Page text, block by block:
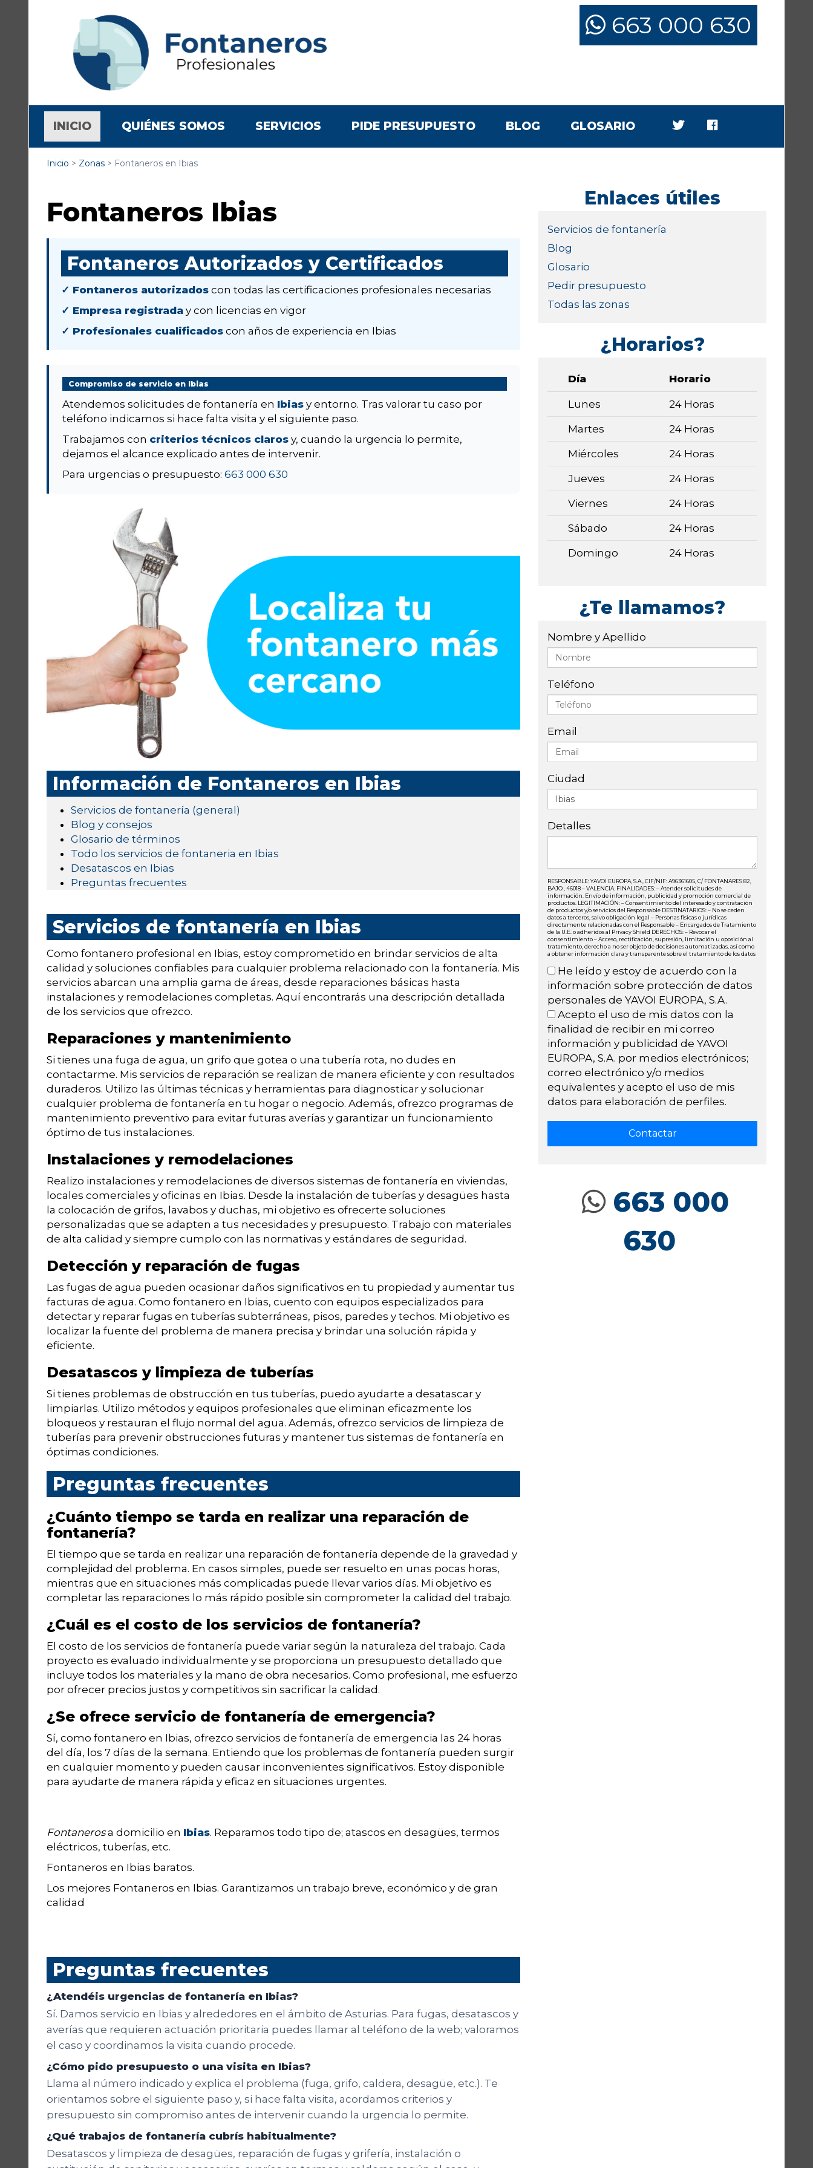
663 000 630
INICIO(CURRENT)
QUIÉNES SOMOS SERVICIOS PIDE PRESUPUESTO BLOG GLOSARIO
Inicio > Zonas > Fontaneros en Ibias
Fontaneros Ibias
Fontaneros Autorizados y Certificados
✓ Fontaneros autorizados con todas las certificaciones profesionales necesarias
✓ Empresa registrada y con licencias en vigor
✓ Profesionales cualificados con años de experiencia en Ibias
Compromiso de servicio en Ibias
Atendemos solicitudes de fontanería en Ibias y entorno. Tras valorar tu caso por
teléfono indicamos si hace falta visita y el siguiente paso.
Trabajamos con criterios técnicos claros y, cuando la urgencia lo permite,
dejamos el alcance explicado antes de intervenir.
Para urgencias o presupuesto: 663 000 630
Información de Fontaneros en Ibias
Servicios de fontanería (general)
Blog y consejos
Glosario de términos
Todo los servicios de fontaneria en Ibias
Desatascos en Ibias
Preguntas frecuentes
Servicios de fontanería en Ibias
Como fontanero profesional en Ibias, estoy comprometido en brindar servicios de alta
calidad y soluciones confiables para cualquier problema relacionado con la fontanería. Mis
servicios abarcan una amplia gama de áreas, desde reparaciones básicas hasta
instalaciones y remodelaciones completas. Aquí encontrarás una descripción detallada
de los servicios que ofrezco.
Reparaciones y mantenimiento
Si tienes una fuga de agua, un grifo que gotea o una tubería rota, no dudes en
contactarme. Mis servicios de reparación se realizan de manera eficiente y con resultados
duraderos. Utilizo las últimas técnicas y herramientas para diagnosticar y solucionar
cualquier problema de fontanería en tu hogar o negocio. Además, ofrezco programas de
mantenimiento preventivo para evitar futuras averías y garantizar un funcionamiento
óptimo de tus instalaciones.
Instalaciones y remodelaciones
Realizo instalaciones y remodelaciones de diversos sistemas de fontanería en viviendas,
locales comerciales y oficinas en Ibias. Desde la instalación de tuberías y desagües hasta
la colocación de grifos, lavabos y duchas, mi objetivo es ofrecerte soluciones
personalizadas que se adapten a tus necesidades y presupuesto. Trabajo con materiales
de alta calidad y siempre cumplo con las normativas y estándares de seguridad.
Detección y reparación de fugas
Las fugas de agua pueden ocasionar daños significativos en tu propiedad y aumentar tus
facturas de agua. Como fontanero en Ibias, cuento con equipos especializados para
detectar y reparar fugas en tuberías subterráneas, pisos, paredes y techos. Mi objetivo es
localizar la fuente del problema de manera precisa y brindar una solución rápida y
eficiente.
Desatascos y limpieza de tuberías
Si tienes problemas de obstrucción en tus tuberías, puedo ayudarte a desatascar y
limpiarlas. Utilizo métodos y equipos profesionales que eliminan eficazmente los
bloqueos y restauran el flujo normal del agua. Además, ofrezco servicios de limpieza de
tuberías para prevenir obstrucciones futuras y mantener tus sistemas de fontanería en
óptimas condiciones.
Preguntas frecuentes
¿Cuánto tiempo se tarda en realizar una reparación de
fontanería?
El tiempo que se tarda en realizar una reparación de fontanería depende de la gravedad y
complejidad del problema. En casos simples, puede ser resuelto en unas pocas horas,
mientras que en situaciones más complicadas puede llevar varios días. Mi objetivo es
completar las reparaciones lo más rápido posible sin comprometer la calidad del trabajo.
¿Cuál es el costo de los servicios de fontanería?
El costo de los servicios de fontanería puede variar según la naturaleza del trabajo. Cada
proyecto es evaluado individualmente y se proporciona un presupuesto detallado que
incluye todos los materiales y la mano de obra necesarios. Como profesional, me esfuerzo
por ofrecer precios justos y competitivos sin sacrificar la calidad.
¿Se ofrece servicio de fontanería de emergencia?
Sí, como fontanero en Ibias, ofrezco servicios de fontanería de emergencia las 24 horas
del día, los 7 días de la semana. Entiendo que los problemas de fontanería pueden surgir
en cualquier momento y pueden causar inconvenientes significativos. Estoy disponible
para ayudarte de manera rápida y eficaz en situaciones urgentes.
Fontanerosa domicilio en Ibias. Reparamos todo tipo de; atascos en desagües, termos
eléctricos, tuberías, etc.
Fontaneros en Ibias baratos.
Los mejores Fontaneros en Ibias. Garantizamos un trabajo breve, económico y de gran
calidad
Preguntas frecuentes
¿Atendéis urgencias de fontanería en Ibias?
Sí. Damos servicio en Ibias y alrededores en el ámbito de Asturias. Para fugas, desatascos y
averías que requieren actuación prioritaria puedes llamar al teléfono de la web; valoramos
el caso y coordinamos la visita cuando procede.
¿Cómo pido presupuesto o una visita en Ibias?
Llama al número indicado y explica el problema (fuga, grifo, caldera, desagüe, etc.). Te
orientamos sobre el siguiente paso y, si hace falta visita, acordamos criterios y
presupuesto sin compromiso antes de intervenir cuando la urgencia lo permite.
¿Qué trabajos de fontanería cubrís habitualmente?
Desatascos y limpieza de desagües, reparación de fugas y grifería, instalación o
Enlaces útiles
Servicios de fontanería
Blog
Glosario
Pedir presupuesto
Todas las zonas
¿Horarios?
Día Horario
Lunes 24 Horas
Martes 24 Horas
Miércoles 24 Horas
Jueves 24 Horas
Viernes 24 Horas
Sábado 24 Horas
Domingo 24 Horas
¿Te llamamos?
Nombre y Apellido
Teléfono
Email
Ciudad
Detalles
RESPONSABLE: YAVOI EUROPA, S.A., CIF/NIF: A96361605, C/ FONTANARES 82,
BAJO , 46018 – VALENCIA. FINALIDADES: – Atender solicitudes de
información. Envío de información, publicidad y promoción comercial de
productos. LEGITIMACIÓN: – Consentimiento del interesado y contratación
de productos y/o servicios del Responsable DESTINATARIOS: – No se ceden
datos a terceros, salvo obligación legal – Personas físicas o jurídicas
directamente relacionadas con el Responsable – Encargados de Tratamiento
de la U.E. o adheridos al Privacy Shield DERECHOS: – Revocar el
consentimiento – Acceso, rectificación, supresión, limitación u oposición al
tratamiento, derecho a no ser objeto de decisiones automatizadas, así como
a obtener información clara y transparente sobre el tratamiento de los datos
He leído y estoy de acuerdo con la
información sobre protección de datos
personales de YAVOI EUROPA, S.A.
Acepto el uso de mis datos con la
finalidad de recibir en mi correo
información y publicidad de YAVOI
EUROPA, S.A. por medios electrónicos;
correo electrónico y/o medios
equivalentes y acepto el uso de mis
datos para elaboración de perfiles.
663 000
630